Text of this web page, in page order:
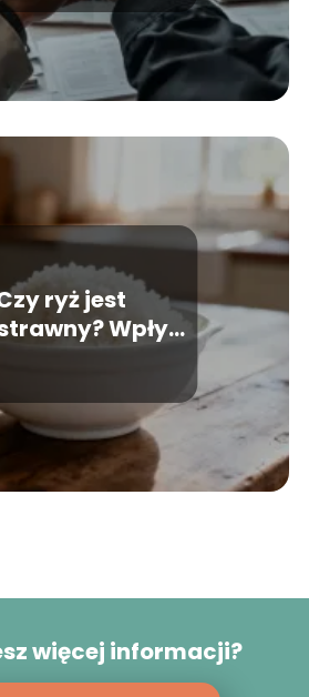
ryż jest
Wpływ
trawienny
więcej informacji?